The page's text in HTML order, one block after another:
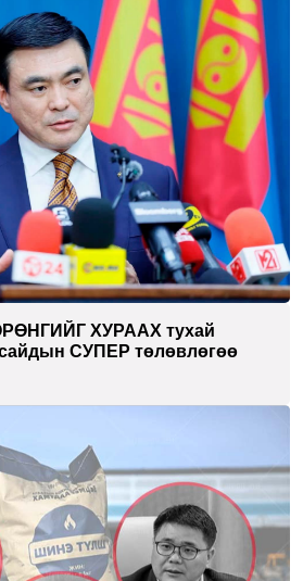
ХУРААХ тухай
СУПЕР төлөвлөгөө